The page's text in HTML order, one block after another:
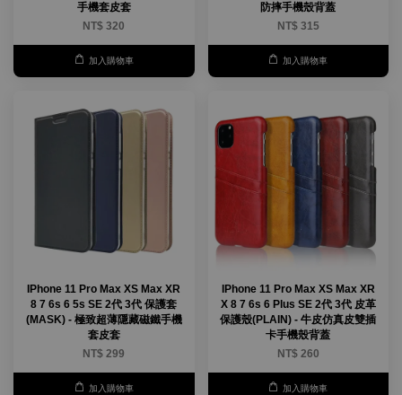
手機套皮套
NT$ 320
加入購物車
防摔手機殼背蓋
NT$ 315
加入購物車
IPhone 11 Pro Max XS Max XR
8 7 6s 6 5s SE 2代 3代 保護套
(MASK) - 極致超薄隱藏磁鐵手機
套皮套
NT$ 299
加入購物車
IPhone 11 Pro Max XS Max XR
X 8 7 6s 6 Plus SE 2代 3代 皮革
保護殼(PLAIN) - 牛皮仿真皮雙插
卡手機殼背蓋
NT$ 260
加入購物車